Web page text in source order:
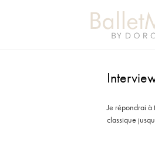
Je répondrai à
classique